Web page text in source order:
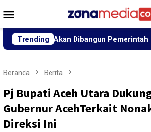
ke
Mobile
Trending
Akan Dibangun Pemerintah Pusat
Beranda Berita
Pj Bupati Aceh Utara
Gubernur AcehTerkait
Direksi Ini